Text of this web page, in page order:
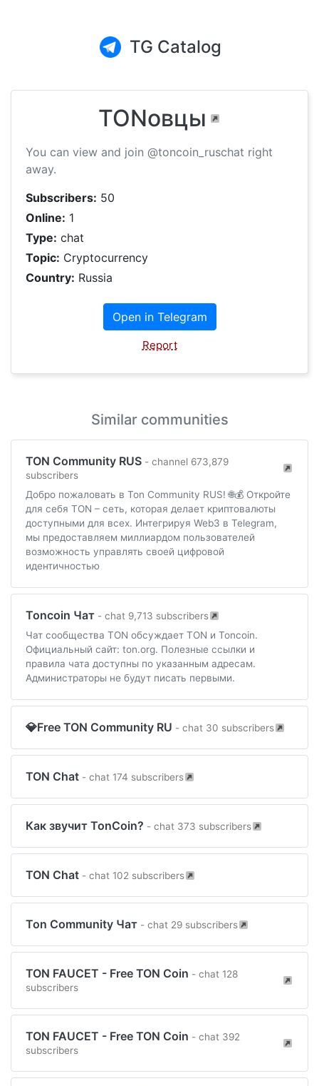
TG Catalog
TONовцы
You can view and join @toncoin_ruschat right
away.
Subscribers: 50
Online: 1
Type: chat
Topic: Cryptocurrency
Country: Russia
Open in Telegram
Report
Similar communities
TON Community RUS - channel 673,879
subscribers
Добро пожаловать в Ton Community RUS! 🌐💰 Откройте
для себя TON – сеть, которая делает криптовалюты
доступными для всех. Интегрируя Web3 в Telegram,
мы предоставляем миллиардом пользователей
возможность управлять своей цифровой
идентичностью
Toncoin Чат - chat 9,713 subscribers
Чат сообщества TON обсуждает TON и Toncoin.
Официальный сайт: ton.org. Полезные ссылки и
правила чата доступны по указанным адресам.
Администраторы не будут писать первыми.
💎Free TON Community RU - chat 30 subscribers
TON Chat - chat 174 subscribers
Как звучит TonCoin? - chat 373 subscribers
TON Chat - chat 102 subscribers
Ton Community Чат - chat 29 subscribers
TON FAUCET - Free TON Coin - chat 128
subscribers
TON FAUCET - Free TON Coin - chat 392
subscribers